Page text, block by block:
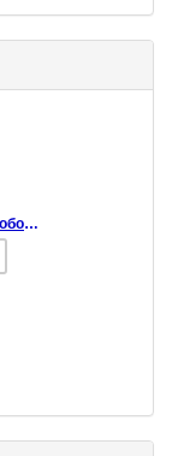
Срочный выкуп металлообрабатывающего оборудования По регионам РФ, МО и (Москва)